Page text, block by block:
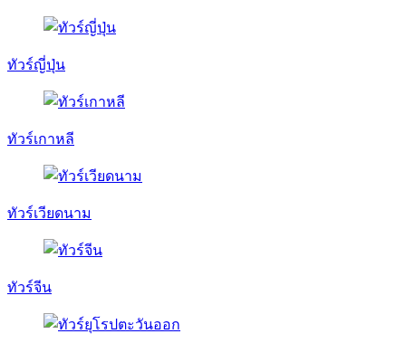
ทัวร์ญี่ปุ่น
ทัวร์เกาหลี
ทัวร์เวียดนาม
ทัวร์จีน